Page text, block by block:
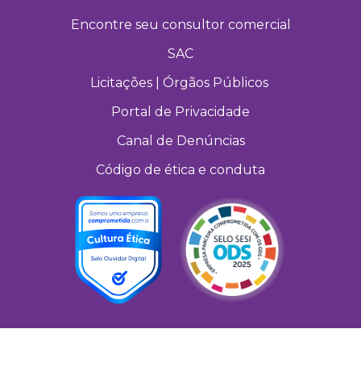
Encontre seu consultor comercial
SAC
Licitações | Órgãos Públicos
Portal de Privacidade
Canal de Denúncias
Código de ética e conduta